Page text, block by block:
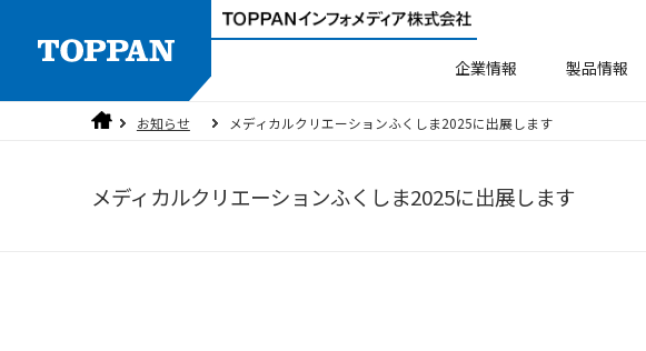
企業情報
ご挨拶
沿革
製品情報
製品検索
ラベラー
人権方針
品質方針
お知らせ メディカルクリエーションふくしま2025に出展します
メディカルクリエーションふくしま2025に出展します